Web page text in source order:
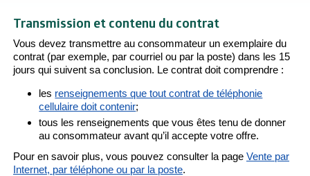
Transmission et contenu du contrat
Vous devez transmettre au consommateur un exemplaire du
contrat (par exemple, par courriel ou par la poste) dans les 15
jours qui suivent sa conclusion. Le contrat doit comprendre :
les renseignements que tout contrat de téléphonie
cellulaire doit contenir;
tous les renseignements que vous êtes tenu de donner
au consommateur avant qu’il accepte votre offre.
Pour en savoir plus, vous pouvez consulter la page Vente par
Internet, par téléphone ou par la poste.